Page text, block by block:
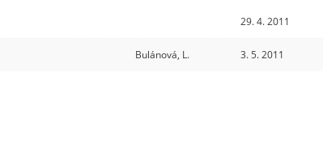
29. 4. 2011
Bulánová, L. 3. 5. 2011